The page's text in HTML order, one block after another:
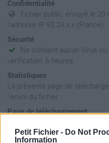
Petit Fichier - Do Not
Information
Confidentialité
Fichier public, envoyé le
l'adresse IP 93.24.x.x (France)
Sécurité
Ne contient aucun Virus
vérification: 6 heures
Statistiques
La présente page de
l'envoi du fichier
Page de téléchargement
https://www.petit-fichier.fr/
Copier